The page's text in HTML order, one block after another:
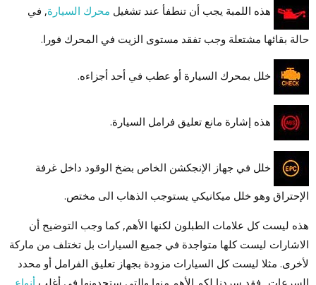
هذه اللمبة يجب أن تنطفأ عند تشغيل محرك السيارة, في
حالة بقائها مشتعلة وجب تفقد مستوى الزيت في المحرك فورا.
خلل بمحرك السيارة أو عطب في أحد أجزاءه.
هذه إشارة مانع تعليق فرامل السيارة.
خلل في جهاز الإنجكشن الخاص بضخ الوقود داخل غرفة
الإحتراق وهو خلل ميكانيكي يستوجب الذهاب الى مختص.
هذه ليست كل علامات الطبلون لكنها الأهم, كما وجب التوضيح أن
الاشارات ليست كلها متواجدة في جميع السيارات بل تختلف من ماركة
لأخرى. مثلا ليست كل السيارات مزودة بجهاز تعليق الفرامل أو محدد
السرعات.. فقد سردنا لكم الأهم منها والتي ستجدونها في أغلب أنواع